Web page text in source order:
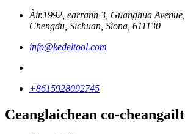
Àir.1992, earrann 3, Guanghua
Chengdu, Sichuan, Sìona, 611130
info@kedeltool.com
+8615928092745
Ceanglaichean co-